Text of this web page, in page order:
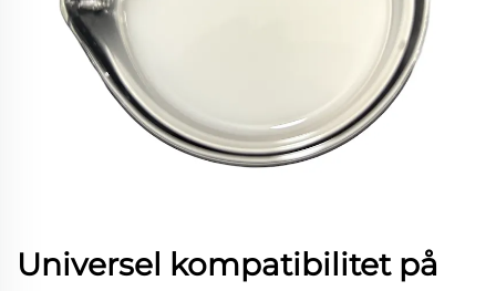
Universel kompatibilitet på